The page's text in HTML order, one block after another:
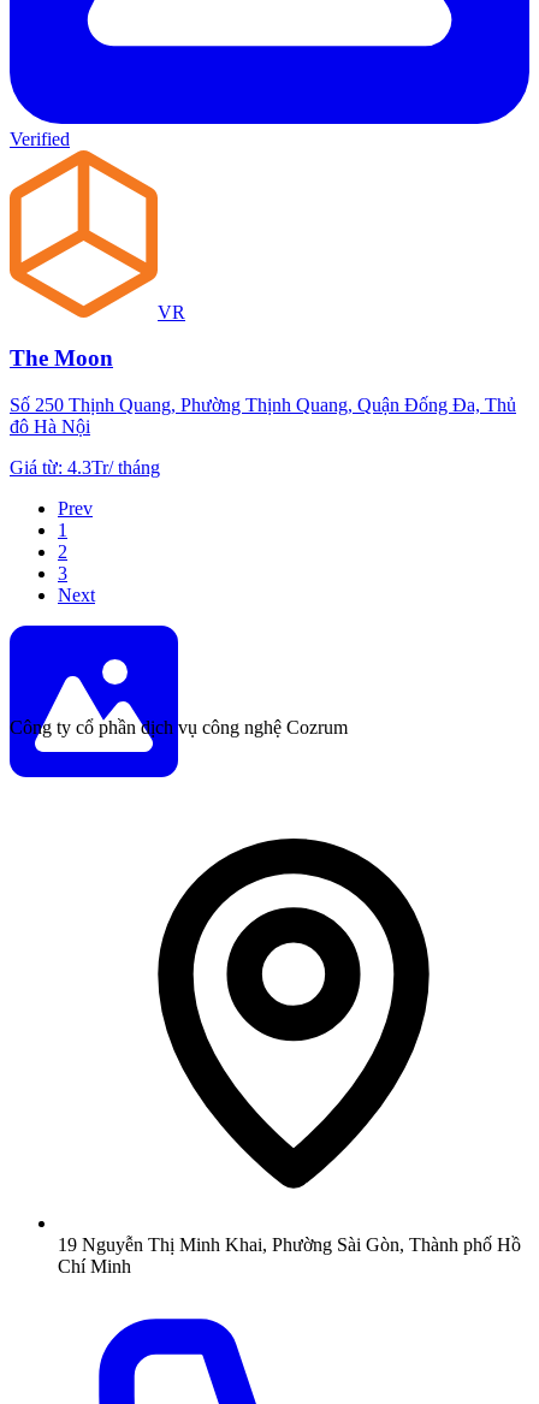
Verified
VR
The Moon
Số 250 Thịnh Quang, Phường Thịnh Quang, Quận Đống Đa, Thủ
đô Hà Nội
Giá từ: 4.3Tr/tháng
Prev
1
2
3
Next
Công ty cổ phần dịch vụ công nghệ Cozrum
19 Nguyễn Thị Minh Khai, Phường Sài Gòn, Thành phố Hồ
Chí Minh